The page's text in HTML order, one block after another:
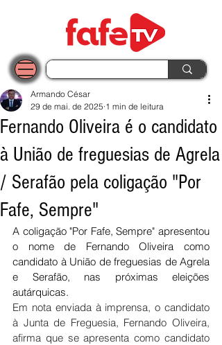
Fernando Oliveira é o candidato
à União de freguesias de Agrela
/ Serafão pela coligação "Por
Fafe, Sempre"
Armando César
29 de mai. de 2025 1 min de leitura
A coligação "Por Fafe, Sempre" apresentou
o nome de Fernando Oliveira como
candidato à União de freguesias de Agrela
e Serafão, nas próximas eleições
autárquicas.
Em nota enviada à imprensa, o candidato
à Junta de Freguesia, Fernando Oliveira,
afirma que se apresenta como candidato